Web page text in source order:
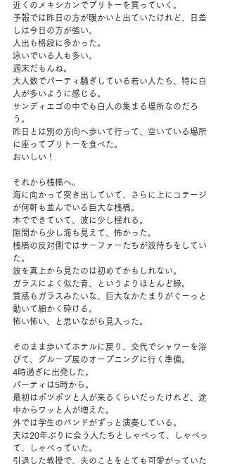
近くのメキシカンでブリトーを買っていく。
予報では昨日の方が暖かいと出ていたけれど、日差
しは今日の方が強い。
人出も格段に多かった。
泳いでいる人も多い。
週末だもんね。
大人数でパーティ騒ぎしている若い人たち、特に白
人が多いように感じる。
サンディエゴの中でも白人の集まる場所なのだろ
う。
昨日とは別の方向へ歩いて行って、空いている場所
に座ってブリトーを食べた。
おいしい！
それから桟橋へ。
海に向かって突き出していて、さらに上にコテージ
が何軒も並んでいる巨大な桟橋。
木でできていて、波に少し揺れる。
隙間から少し海も見えて、怖かった。
桟橋の反対側ではサーファーたちが波待ちをしてい
た。
波を真上から見たのは初めてかもしれない。
ガラスによく似た青、というよりほとんど緑。
質感もガラスみたいな、巨大なかたまりがぐーっと
動いて細かく砕ける。
怖い怖い、と思いながら見入った。
そのまま歩いてホテルに戻り、交代でシャワーを浴
びて、グループ展のオープニングに行く準備。
4時過ぎに出発した。
パーティは5時から。
最初はポツポツと人が来るくらいだったけれど、途
中からワッと人が増えた。
外では学生のバンドがずっと演奏している。
夫は20年ぶりに会う人たちとしゃべって、しゃべっ
て、しゃべっていた。
引退した教授で、夫のことをとても可愛がっていた